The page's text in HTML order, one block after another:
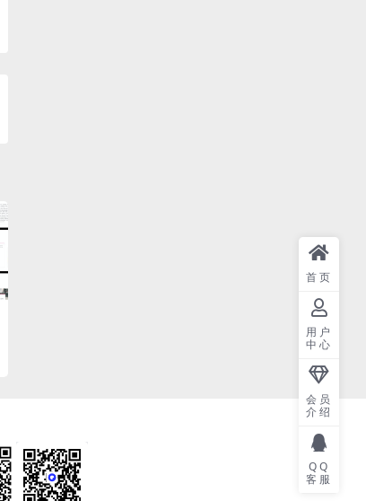
首页
用户
中心
会员
介绍
QQ
客服